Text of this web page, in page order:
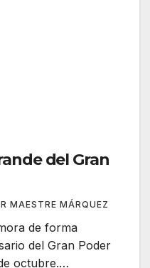
del Gran
MAESTRE MÁRQUEZ
de forma
del Gran Poder
octubre.…